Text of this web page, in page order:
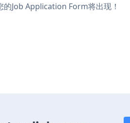
Job Application Form将出现！